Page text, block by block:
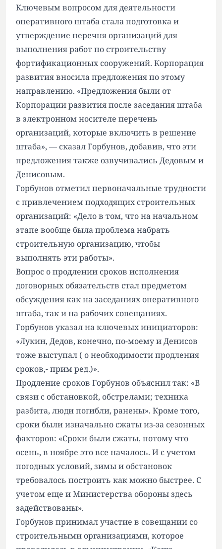
Ключевым вопросом для деятельности
оперативного штаба стала подготовка и
утверждение перечня организаций для
выполнения работ по строительству
фортификационных сооружений. Корпорация
развития вносила предложения по этому
направлению. «Предложения были от
Корпорации развития после заседания штаба
в электронном носителе перечень
организаций, которые включить в решение
штаба», — сказал Горбунов, добавив, что эти
предложения также озвучивались Дедовым и
Денисовым.
Горбунов отметил первоначальные трудности
с привлечением подходящих строительных
организаций: «Дело в том, что на начальном
этапе вообще была проблема набрать
строительную организацию, чтобы
выполнять эти работы».
Вопрос о продлении сроков исполнения
договорных обязательств стал предметом
обсуждения как на заседаниях оперативного
штаба, так и на рабочих совещаниях.
Горбунов указал на ключевых инициаторов:
«Лукин, Дедов, конечно, по-моему и Денисов
тоже выступал ( о необходимости продления
сроков,- прим ред.)».
Продление сроков Горбунов объяснил так: «В
связи с обстановкой, обстрелами; техника
разбита, люди погибли, ранены». Кроме того,
сроки были изначально сжаты из-за сезонных
факторов: «Сроки были сжаты, потому что
осень, в ноябре это все началось. И с учетом
погодных условий, зимы и обстановок
требовалось построить как можно быстрее. С
учетом еще и Министерства обороны здесь
задействованы».
Горбунов принимал участие в совещании со
строительными организациями, которое